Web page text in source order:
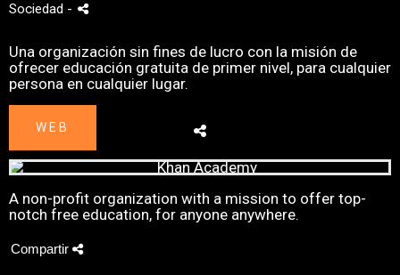
Sociedad -
Una organización sin fines de lucro con la misión de
ofrecer educación gratuita de primer nivel, para cualquier
persona en cualquier lugar.
WEB
A non-profit organization with a mission to offer top-
notch free education, for anyone anywhere.
Compartir